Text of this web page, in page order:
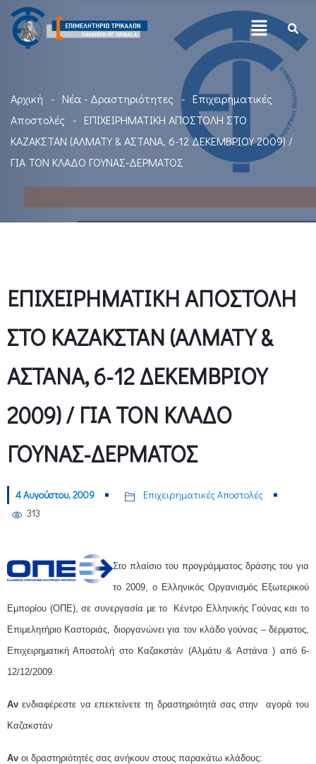
Αρχική Νέα - Δραστηριότητες
Επιχειρηματικές
Αποστολές
ΕΠΙΧΕΙΡΗΜΑΤΙΚΗ ΑΠΟΣΤΟΛΗ ΣΤΟ
ΚΑΖΑΚΣΤΑΝ (ΑΛΜΑΤΥ & ΑΣΤΑΝΑ, 6-12 ΔΕΚΕΜΒΡΙΟΥ 2009) /
ΓΙΑ ΤΟΝ ΚΛΑΔΟ ΓΟΥΝΑΣ-ΔΕΡΜΑΤΟΣ
ΕΠΙΧΕΙΡΗΜΑΤΙΚΗ ΑΠΟΣΤΟΛΗ
ΣΤΟ ΚΑΖΑΚΣΤΑΝ (ΑΛΜΑΤΥ &
ΑΣΤΑΝΑ, 6-12 ΔΕΚΕΜΒΡΙΟΥ
2009) / ΓΙΑ ΤΟΝ ΚΛΑΔΟ
ΓΟΥΝΑΣ-ΔΕΡΜΑΤΟΣ
4 Αυγούστου, 2009
Επιχειρηματικές Αποστολές
313
Στο πλαίσιο του προγράμματος δράσης του για
το 2009, ο Ελληνικός Οργανισμός Εξωτερικού
Εμπορίου (ΟΠΕ), σε συνεργασία με το Κέντρο Ελληνικής Γούνας και το
Επιμελητήριο Καστοριάς, διοργανώνει για τον κλάδο γούνας – δέρματος,
Επιχειρηματική Αποστολή στο Καζακστάν (Αλμάτυ & Αστάνα ) από 6-
12/12/2009.
Αν ενδιαφέρεστε να επεκτείνετε τη δραστηριότητά σας στην αγορά του
Καζακστάν
Αν οι δραστηριότητές σας ανήκουν στους παρακάτω κλάδους: